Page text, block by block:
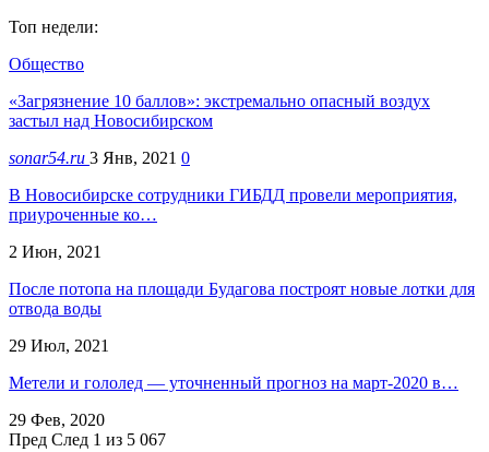
Топ недели:
Общество
«Загрязнение 10 баллов»: экстремально опасный воздух
застыл над Новосибирском
sonar54.ru 3 Янв, 2021 0
В Новосибирске сотрудники ГИБДД провели мероприятия,
приуроченные ко…
2 Июн, 2021
После потопа на площади Будагова построят новые лотки для
отвода воды
29 Июл, 2021
Метели и гололед — уточненный прогноз на март-2020 в…
29 Фев, 2020
Пред След 1 из 5 067